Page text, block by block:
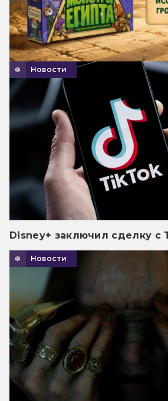
Новости
Disney+ заключил сделку с
Новости